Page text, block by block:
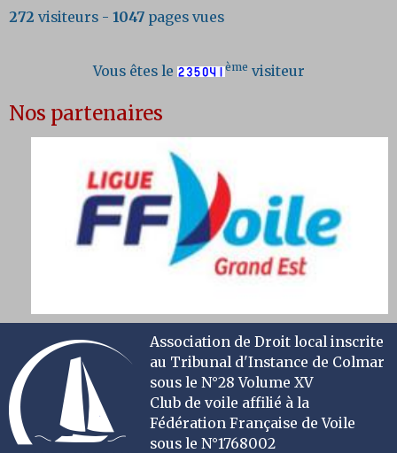
272 visiteurs - 1047 pages vues
Vous êtes le ème visiteur
Nos partenaires
Association de Droit local inscrite
au Tribunal d'Instance de Colmar
sous le N°28 Volume XV
Club de voile affilié à la
Fédération Française de Voile
sous le N°1768002